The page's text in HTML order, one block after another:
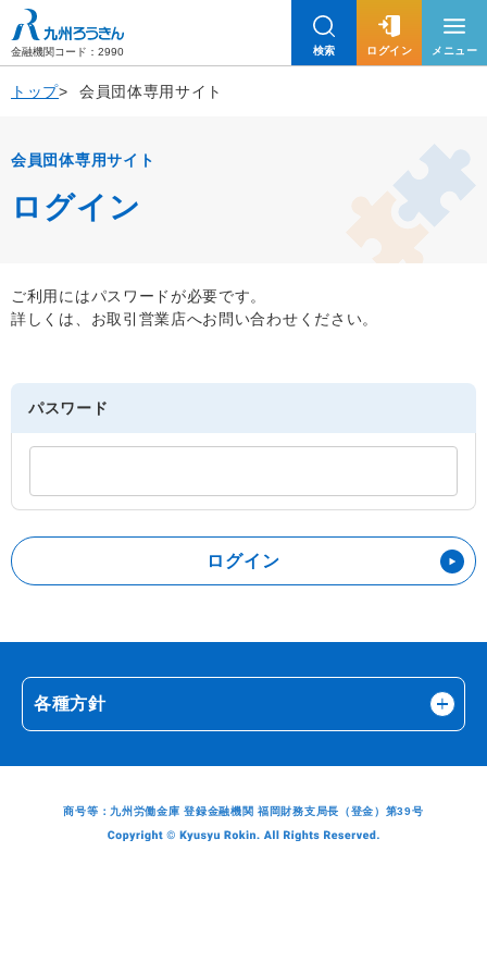
金融機関コード：2990 検索 ログイン メニュー
トップ 会員団体専用サイト
会員団体専用サイト
ログイン
ご利用にはパスワードが必要です。
詳しくは、お取引営業店へお問い合わせください。
パスワード
各種方針
商号等：九州労働金庫 登録金融機関 福岡財務支局長（登金）第39号